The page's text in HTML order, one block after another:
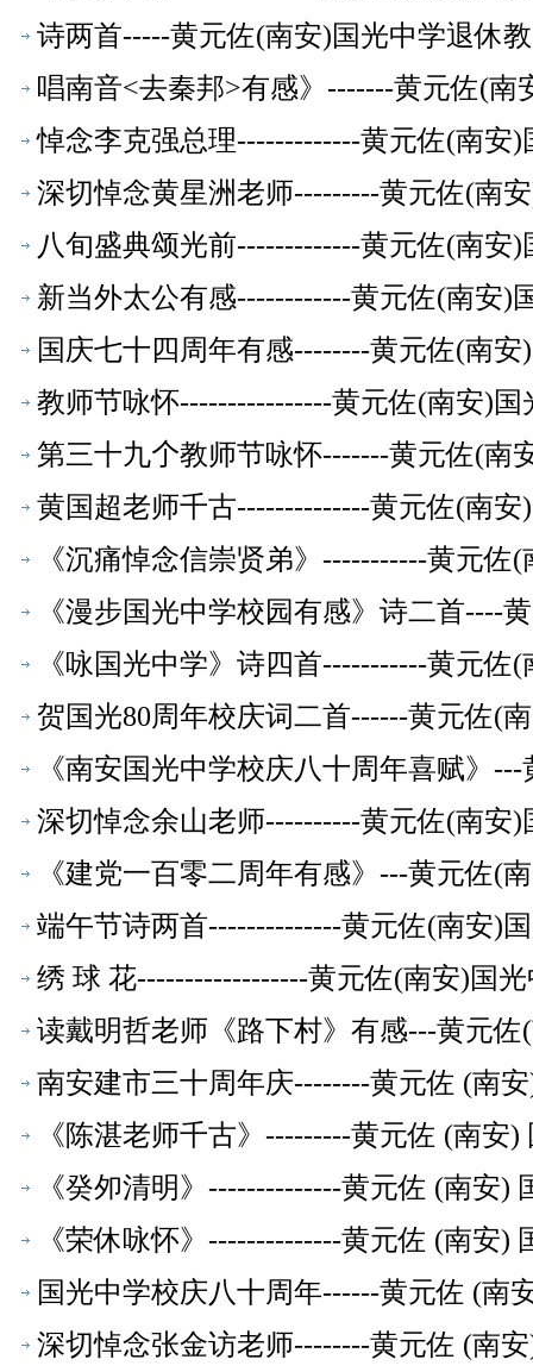
诗两首-----黄元佐(南安)国光中学退休
萃】
唱南音<去秦邦>有感》-------黄元佐(
悼念李克强总理-------------黄元佐(南安
深切悼念黄星洲老师---------黄元佐(南
八旬盛典颂光前-------------黄元佐(南安
新当外太公有感------------黄元佐(南安)
国庆七十四周年有感--------黄元佐(南
教师节咏怀----------------黄元佐(南安)
第三十九𠆤教师节咏怀-------黄元佐(南
黄国超老师千古--------------黄元佐(南
《沉痛悼念信崇贤弟》-----------黄元
《漫步国光中学校园有感》诗二首----
《咏国光中学》诗四首-----------黄元
贺国光80周年校庆词二首------黄元佐(
《南安国光中学校庆八十周年喜赋》
深切悼念余山老师----------黄元佐(南安
《建党一百零二周年有感》---黄元佐(
端午节诗两首--------------黄元佐(南安)
绣 球 花------------------黄元佐(南安)国
读戴明哲老师《路下村》有感---黄元
南安建市三十周年庆--------黄元佐 (南
《陈湛老师千古》---------黄元佐 (南安
《癸夘清明》--------------黄元佐 (南安)
《荣休咏怀》--------------黄元佐 (南安)
国光中学校庆八十周年------黄元佐 (南
深切悼念张金访老师--------黄元佐 (南